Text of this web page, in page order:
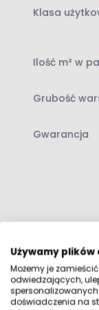
miejscu,
Gwarantują
Ciepła i
Są naturalne i
Klasa
Ilość m² w
Grubość
Gwarancja
Opinie
Używamy plików
Możemy je
odwiedzających,
doświadczenia na